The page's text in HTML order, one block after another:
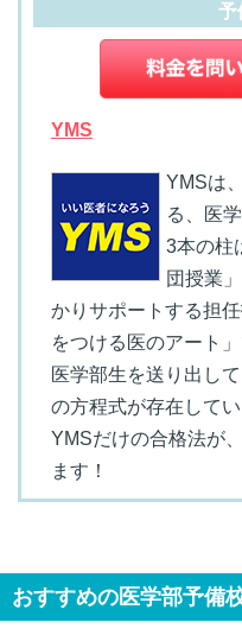
予
YMS
YMSは
る、医
3本の柱
団授業
かりサポートする担
をつける医のアート
医学部生を送り出し
の方程式が存在して
YMSだけの合格法が
ます！
おすすめの医学部予備